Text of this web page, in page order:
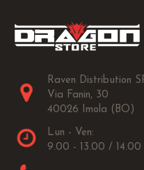
Raven Distribution
Via Fanin, 30
40026 Imola (BO)
Lun - Ven:
9.00 - 13.00 / 14.00